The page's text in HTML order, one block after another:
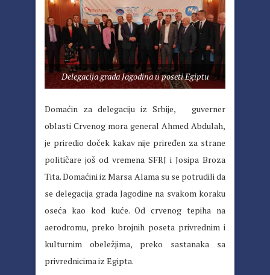
Delegacija grada Jagodina u poseti Egiptu
Domaćin za delegaciju iz Srbije, guverner
oblasti Crvenog mora general Ahmed Abdulah,
je priredio doček kakav nije priređen za strane
političare još od vremena SFRJ i Josipa Broza
Tita. Domaćini iz Marsa Alama su se potrudili da
se delegacija grada Jagodine na svakom koraku
oseća kao kod kuće. Od crvenog tepiha na
aerodromu, preko brojnih poseta privrednim i
kulturnim obeležjima, preko sastanaka sa
privrednicima iz Egipta.